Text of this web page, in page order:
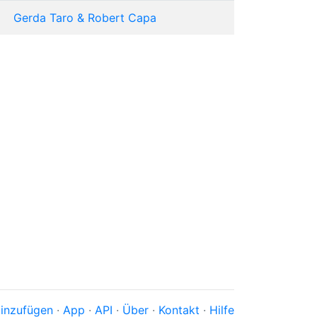
Gerda Taro & Robert Capa
· App · API · Über · Kontakt · Hilfe